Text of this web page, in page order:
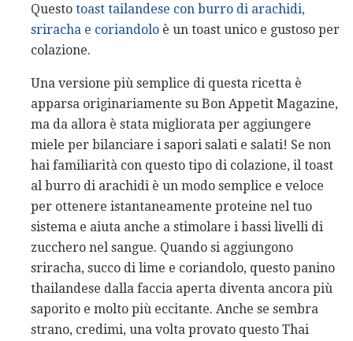
Questo toast tailandese con burro di arachidi,
sriracha e coriandolo è un toast unico e gustoso per
colazione.
Una versione più semplice di questa ricetta è
apparsa originariamente su Bon Appetit Magazine,
ma da allora è stata migliorata per aggiungere
miele per bilanciare i sapori salati e salati! Se non
hai familiarità con questo tipo di colazione, il toast
al burro di arachidi è un modo semplice e veloce
per ottenere istantaneamente proteine ​​nel tuo
sistema e aiuta anche a stimolare i bassi livelli di
zucchero nel sangue. Quando si aggiungono
sriracha, succo di lime e coriandolo, questo panino
thailandese dalla faccia aperta diventa ancora più
saporito e molto più eccitante. Anche se sembra
strano, credimi, una volta provato questo Thai